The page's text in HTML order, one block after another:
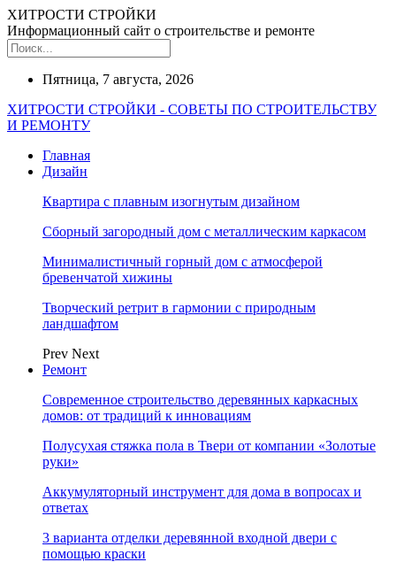
ХИТРОСТИ СТРОЙКИ
Информационный сайт о строительстве и ремонте
Пятница, 7 августа, 2026
ХИТРОСТИ СТРОЙКИ - СОВЕТЫ ПО СТРОИТЕЛЬСТВУ
И РЕМОНТУ
Главная
Дизайн
Квартира с плавным изогнутым дизайном
Сборный загородный дом с металлическим каркасом
Минималистичный горный дом с атмосферой
бревенчатой хижины
Творческий ретрит в гармонии с природным
ландшафтом
Prev Next
Ремонт
Современное строительство деревянных каркасных
домов: от традиций к инновациям
Полусухая стяжка пола в Твери от компании «Золотые
руки»
Аккумуляторный инструмент для дома в вопросах и
ответах
3 варианта отделки деревянной входной двери с
помощью краски